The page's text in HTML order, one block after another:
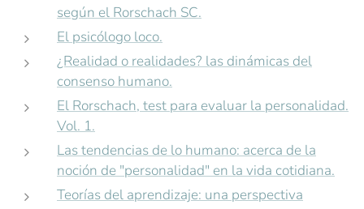
según el Rorschach SC.
El psicólogo loco.
¿Realidad o realidades? las dinámicas del
consenso humano.
El Rorschach, test para evaluar la personalidad.
Vol. 1.
Las tendencias de lo humano: acerca de la
noción de "personalidad" en la vida cotidiana.
Teorías del aprendizaje: una perspectiva